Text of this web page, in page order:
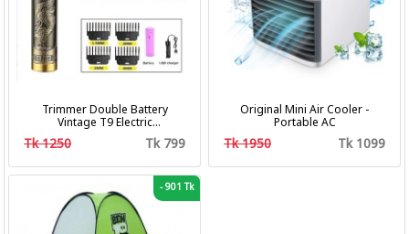
Trimmer Double Battery
Vintage T9 Electric
Professional Hair Clipper Hair
Cutting Machine Trimmer
Tk 1250 Tk 799
Original Mini Air Cooler -
Portable AC
Tk 1950 Tk 1099
-901 Tk